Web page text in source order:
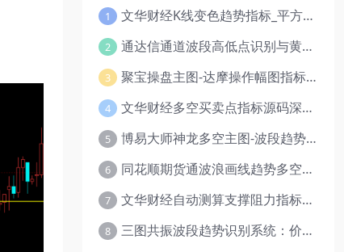
1 文华财经K线变色趋势指标_平方根EMA组合公式_红绿波段操盘指标源码
2 通达信通道波段高低点识别与黄金分割线指标公式
3 聚宝操盘主图-达摩操作幅图指标视频
4 文华财经多空买卖点指标源码深度解析
5 博易大师神龙多空主图-波段趋势幅图
6 同花顺期货通波浪画线趋势多空主图指标
7 文华财经自动测算支撑阻力指标源码-价格区间突破多空
8 三图共振波段趋势识别系统：价格转折点与多空动能分析